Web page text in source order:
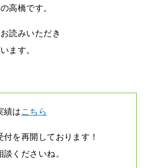
高橋です。
読みいただき
ます。
績は こちら
付を再開しております！
くださいね。
すし本当にうれしいことです